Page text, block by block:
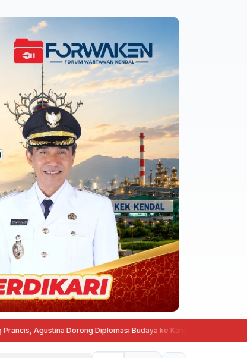
Dorong Diplomasi Budaya ke Kancah Global